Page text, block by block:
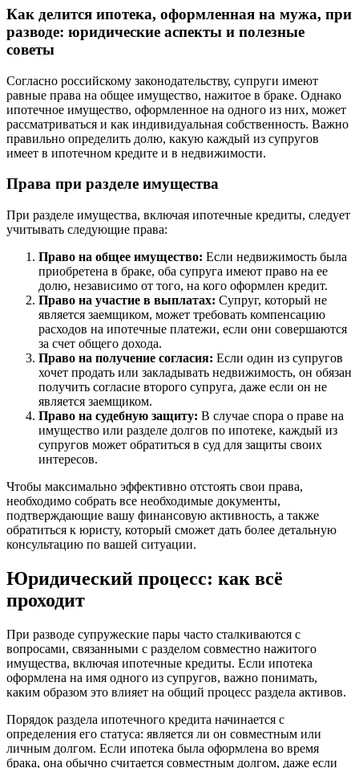
Как делится ипотека, оформленная на мужа, при
разводе: юридические аспекты и полезные
советы
Согласно российскому законодательству, супруги имеют
равные права на общее имущество, нажитое в браке. Однако
ипотечное имущество, оформленное на одного из них, может
рассматриваться и как индивидуальная собственность. Важно
правильно определить долю, какую каждый из супругов
имеет в ипотечном кредите и в недвижимости.
Права при разделе имущества
При разделе имущества, включая ипотечные кредиты, следует
учитывать следующие права:
Право на общее имущество: Если недвижимость была
приобретена в браке, оба супруга имеют право на ее
долю, независимо от того, на кого оформлен кредит.
Право на участие в выплатах: Супруг, который не
является заемщиком, может требовать компенсацию
расходов на ипотечные платежи, если они совершаются
за счет общего дохода.
Право на получение согласия: Если один из супругов
хочет продать или закладывать недвижимость, он обязан
получить согласие второго супруга, даже если он не
является заемщиком.
Право на судебную защиту: В случае спора о праве на
имущество или разделе долгов по ипотеке, каждый из
супругов может обратиться в суд для защиты своих
интересов.
Чтобы максимально эффективно отстоять свои права,
необходимо собрать все необходимые документы,
подтверждающие вашу финансовую активность, а также
обратиться к юристу, который сможет дать более детальную
консультацию по вашей ситуации.
Юридический процесс: как всё
проходит
При разводе супружеские пары часто сталкиваются с
вопросами, связанными с разделом совместно нажитого
имущества, включая ипотечные кредиты. Если ипотека
оформлена на имя одного из супругов, важно понимать,
каким образом это влияет на общий процесс раздела активов.
Порядок раздела ипотечного кредита начинается с
определения его статуса: является ли он совместным или
личным долгом. Если ипотека была оформлена во время
брака, она обычно считается совместным долгом, даже если